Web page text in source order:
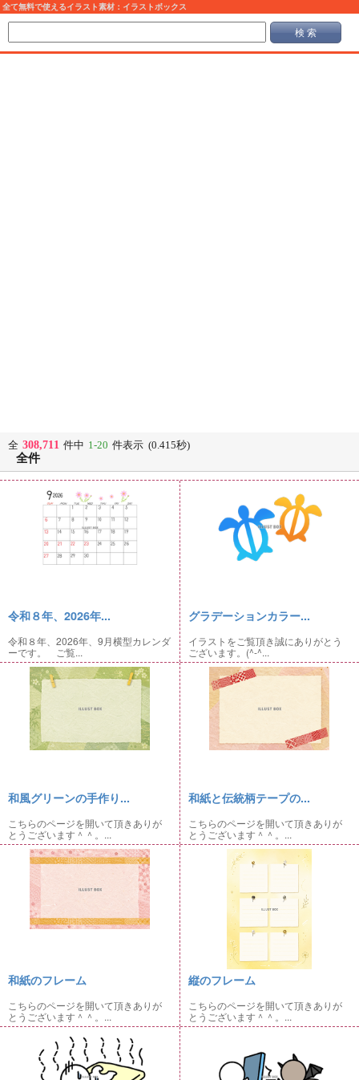
全て無料で使えるイラスト素材：イラストボックス
検 索
全 308,711 件中 1-20 件表示 (0.415秒)
全件
令和８年、2026年...
令和８年、2026年、9月横型カレンダ
ーです。 ご覧...
グラデーションカラー...
イラストをご覧頂き誠にありがとう
ございます。(^-^...
和風グリーンの手作り...
こちらのページを開いて頂きありが
とうございます＾＾。...
和紙と伝統柄テープの...
こちらのページを開いて頂きありが
とうございます＾＾。...
和紙のフレーム
こちらのページを開いて頂きありが
とうございます＾＾。...
縦のフレーム
こちらのページを開いて頂きありが
とうございます＾＾。...